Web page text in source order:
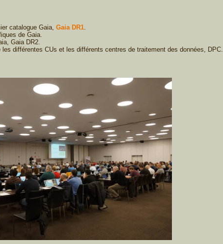
catalogue Gaia, Gaia DR1.
de Gaia.
Gaia DR2.
différentes CUs et les différents centres de traitement des données, DPC.